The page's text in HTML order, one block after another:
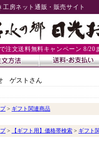
房ネット通販・販売サイト
文送料無料キャンペーン 8/20
ゲストさん
> ギフト関連商品
> 【ギフト用】価格帯検索 > ギフト